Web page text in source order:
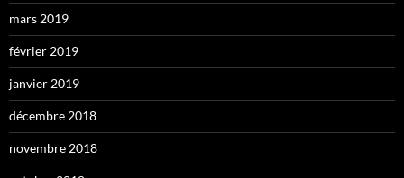
mars 2019
février 2019
janvier 2019
décembre 2018
novembre 2018